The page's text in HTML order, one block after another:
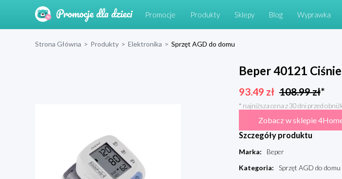
Promocje Produkty Sklepy Blog Wyprawka
Strona Główna > Produkty > Elektronika > Sprzęt AGD do domu
Beper 40121
93.49 zł 108.99zł*
* najniższa cena z 30 dni przed
Zobacz w sklepie
Szczegóły produktu
Marka:
Beper
Kategoria:
Sprzęt AGD do domu